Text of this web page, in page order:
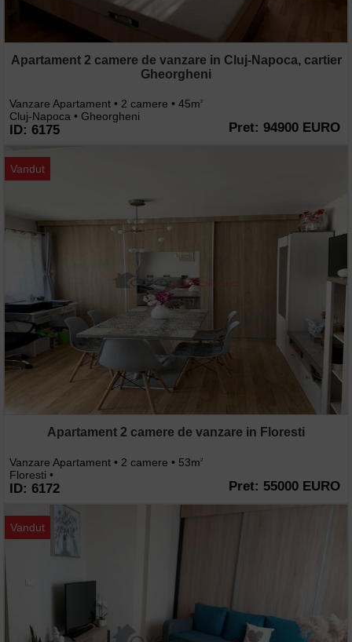
Apartament 2 camere de vanzare in Cluj-Napoca, cartier
Gheorgheni
Vanzare Apartament • 2 camere • 45m2
Cluj-Napoca • Gheorgheni
ID: 6175 Pret: 94900 EURO
Vandut
Apartament 2 camere de vanzare in Floresti
Vanzare Apartament • 2 camere • 53m2
Floresti •
ID: 6172 Pret: 55000 EURO
Vandut